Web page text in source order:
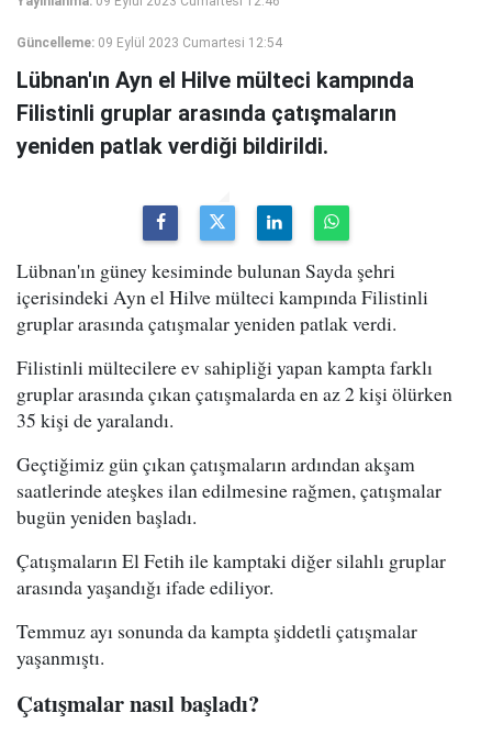
Güncelleme: 09 Eylül 2023 Cumartesi 12:54
Lübnan'ın Ayn el Hilve mülteci kampında
Filistinli gruplar arasında çatışmaların
yeniden patlak verdiği bildirildi.
Lübnan'ın güney kesiminde bulunan Sayda şehri
içerisindeki Ayn el Hilve mülteci kampında Filistinli
gruplar arasında çatışmalar yeniden patlak verdi.
Filistinli mültecilere ev sahipliği yapan kampta farklı
gruplar arasında çıkan çatışmalarda en az 2 kişi ölürken
35 kişi de yaralandı.
Geçtiğimiz gün çıkan çatışmaların ardından akşam
saatlerinde ateşkes ilan edilmesine rağmen, çatışmalar
bugün yeniden başladı.
Çatışmaların El Fetih ile kamptaki diğer silahlı gruplar
arasında yaşandığı ifade ediliyor.
Temmuz ayı sonunda da kampta şiddetli çatışmalar
yaşanmıştı.
Çatışmalar nasıl başladı?